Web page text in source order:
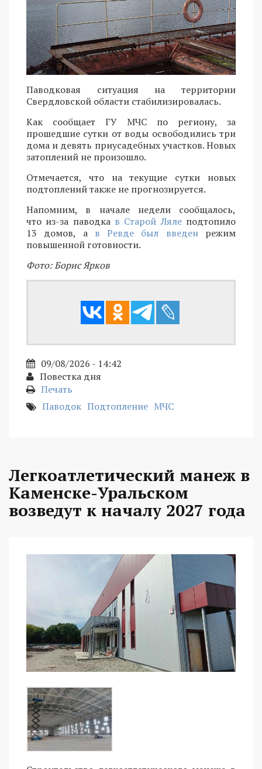
Паводковая ситуация на территории
Свердловской области стабилизировалась.
Как сообщает ГУ МЧС по региону, за
прошедшие сутки от воды освободились три
дома и девять приусадебных участков. Новых
затоплений не произошло.
Отмечается, что на текущие сутки новых
подтоплений также не прогнозируется.
Напомним, в начале недели сообщалось,
что из-за паводка в Старой Лялеподтопило
13 домов, а в Ревде был введенрежим
повышенной готовности.
Фото: Борис Ярков
09/08/2026 - 14:42
Повестка дня
Печать
Паводок Подтопление МЧС
Легкоатлетический манеж в
Каменске-Уральском
возведут к началу 2027 года